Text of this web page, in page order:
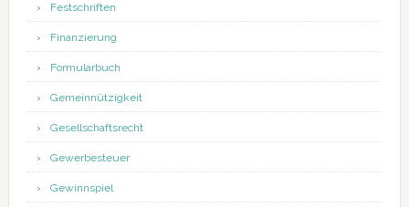
Festschriften
Finanzierung
Formularbuch
Gemeinnützigkeit
Gesellschaftsrecht
Gewerbesteuer
Gewinnspiel